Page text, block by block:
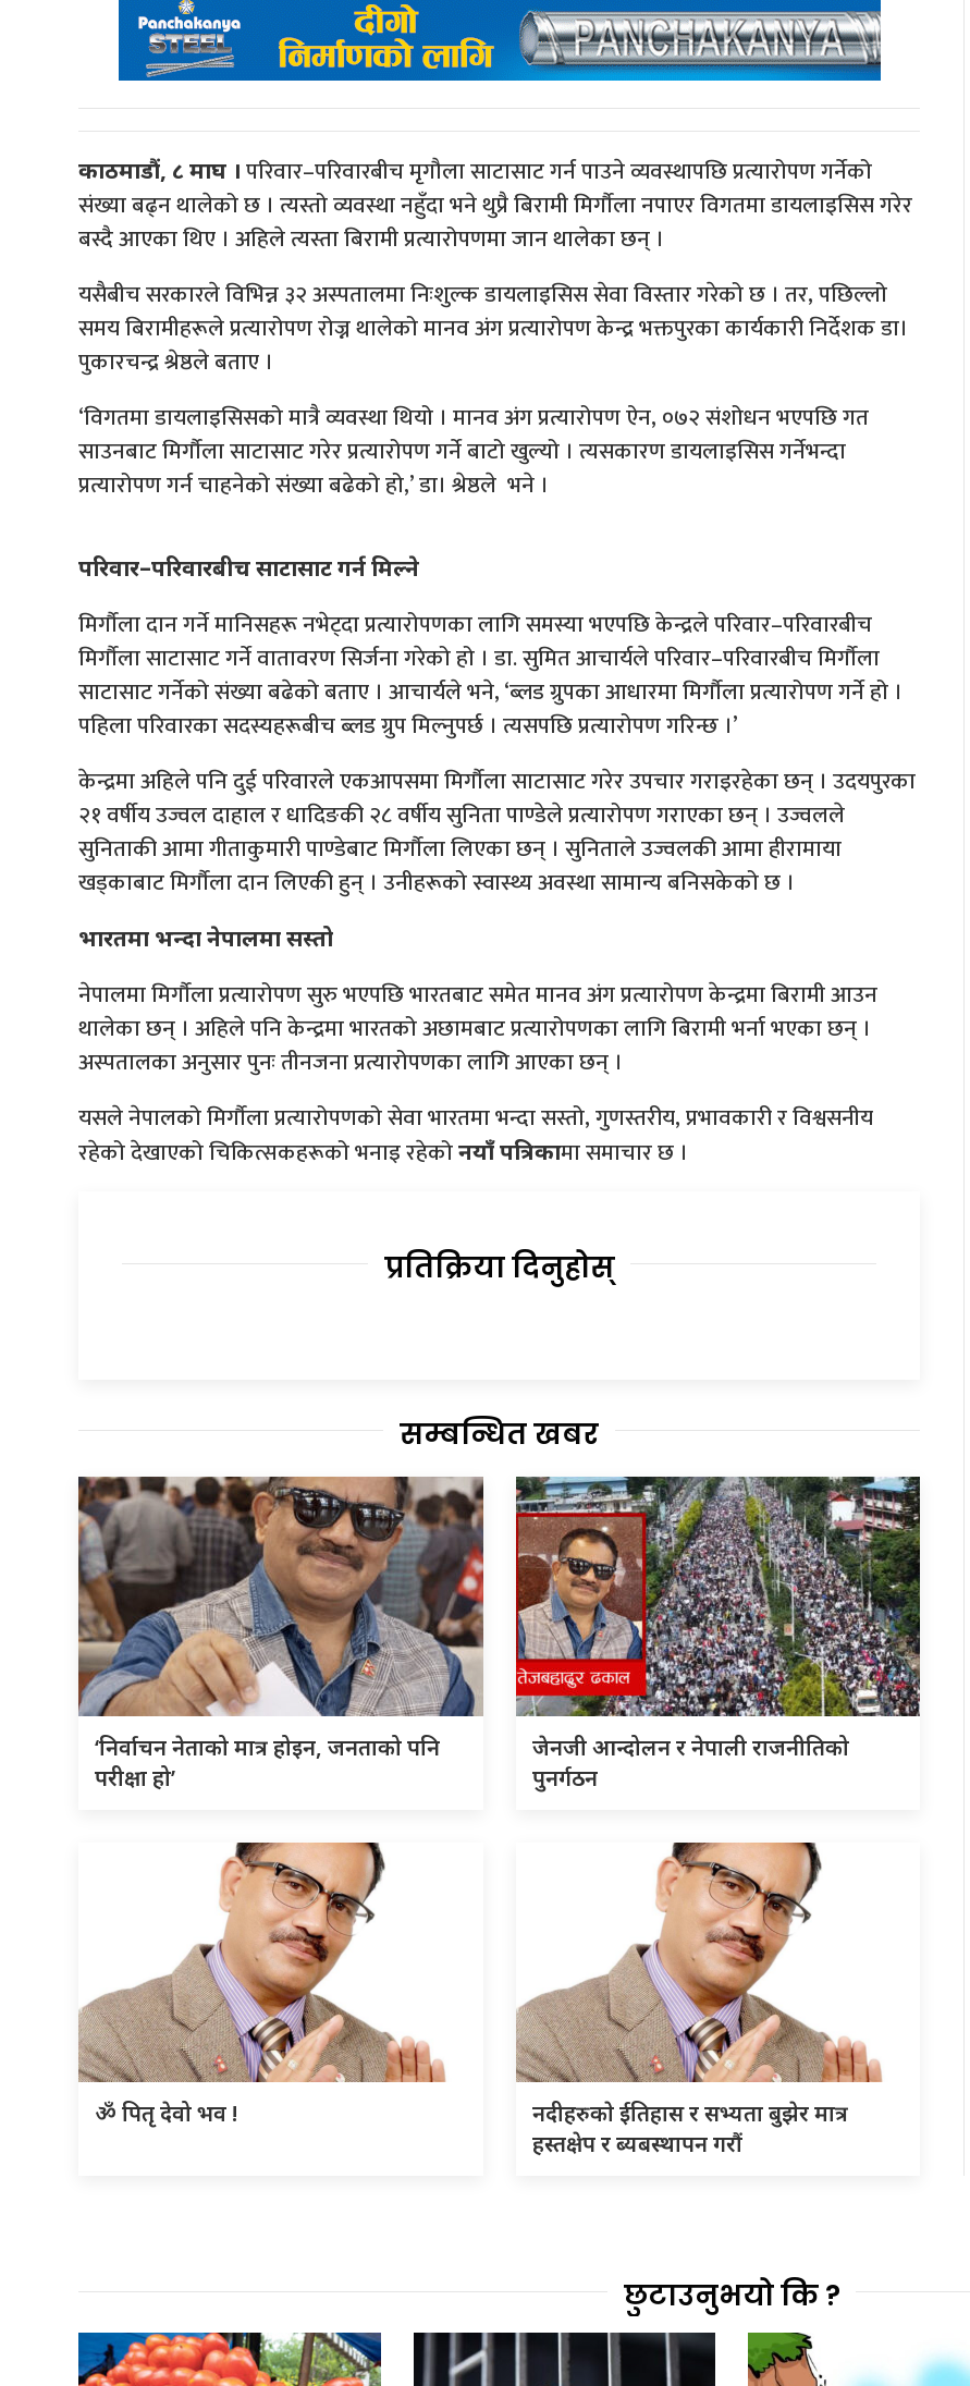
काठमाडौं, ८ माघ । परिवार–परिवारबीच मृगौला साटासाट गर्न पाउने व्यवस्थापछि प्रत्यारोपण गर्नेको
संख्या बढ्न थालेको छ । त्यस्तो व्यवस्था नहुँदा भने थुप्रै बिरामी मिर्गौला नपाएर विगतमा डायलाइसिस गरेर
बस्दै आएका थिए । अहिले त्यस्ता बिरामी प्रत्यारोपणमा जान थालेका छन् ।
यसैबीच सरकारले विभिन्न ३२ अस्पतालमा निःशुल्क डायलाइसिस सेवा विस्तार गरेको छ । तर, पछिल्लो
समय बिरामीहरूले प्रत्यारोपण रोज्न थालेको मानव अंग प्रत्यारोपण केन्द्र भक्तपुरका कार्यकारी निर्देशक डा।
पुकारचन्द्र श्रेष्ठले बताए ।
‘विगतमा डायलाइसिसको मात्रै व्यवस्था थियो । मानव अंग प्रत्यारोपण ऐन, ०७२ संशोधन भएपछि गत
साउनबाट मिर्गौला साटासाट गरेर प्रत्यारोपण गर्ने बाटो खुल्यो । त्यसकारण डायलाइसिस गर्नेभन्दा
प्रत्यारोपण गर्न चाहनेको संख्या बढेको हो,’ डा। श्रेष्ठले भने ।
परिवार–परिवारबीच साटासाट गर्न मिल्ने
मिर्गौला दान गर्ने मानिसहरू नभेट्दा प्रत्यारोपणका लागि समस्या भएपछि केन्द्रले परिवार–परिवारबीच
मिर्गौला साटासाट गर्ने वातावरण सिर्जना गरेको हो । डा. सुमित आचार्यले परिवार–परिवारबीच मिर्गौला
साटासाट गर्नेको संख्या बढेको बताए । आचार्यले भने, ‘ब्लड ग्रुपका आधारमा मिर्गौला प्रत्यारोपण गर्ने हो ।
पहिला परिवारका सदस्यहरूबीच ब्लड ग्रुप मिल्नुपर्छ । त्यसपछि प्रत्यारोपण गरिन्छ ।’
केन्द्रमा अहिले पनि दुई परिवारले एकआपसमा मिर्गौला साटासाट गरेर उपचार गराइरहेका छन् । उदयपुरका
२१ वर्षीय उज्वल दाहाल र धादिङकी २८ वर्षीय सुनिता पाण्डेले प्रत्यारोपण गराएका छन् । उज्वलले
सुनिताकी आमा गीताकुमारी पाण्डेबाट मिर्गौला लिएका छन् । सुनिताले उज्वलकी आमा हीरामाया
खड्काबाट मिर्गौला दान लिएकी हुन् । उनीहरूको स्वास्थ्य अवस्था सामान्य बनिसकेको छ ।
भारतमा भन्दा नेपालमा सस्तो
नेपालमा मिर्गौला प्रत्यारोपण सुरु भएपछि भारतबाट समेत मानव अंग प्रत्यारोपण केन्द्रमा बिरामी आउन
थालेका छन् । अहिले पनि केन्द्रमा भारतको अछामबाट प्रत्यारोपणका लागि बिरामी भर्ना भएका छन् ।
अस्पतालका अनुसार पुनः तीनजना प्रत्यारोपणका लागि आएका छन् ।
यसले नेपालको मिर्गौला प्रत्यारोपणको सेवा भारतमा भन्दा सस्तो, गुणस्तरीय, प्रभावकारी र विश्वसनीय
रहेको देखाएको चिकित्सकहरूको भनाइ रहेकोनयाँ पत्रिकामा समाचार छ ।
प्रतिक्रिया दिनुहोस्
सम्बन्धित खबर
‘निर्वाचन नेताको मात्र होइन, जनताको पनि
परीक्षा हो’
जेनजी आन्दोलन र नेपाली राजनीतिको
पुनर्गठन
ॐ पितृ देवो भव !
नदीहरुकाे ईतिहास र सभ्यता बुझेर मात्र
हस्तक्षेप र ब्यबस्थापन गराैं
छुटाउनुभयो कि ?